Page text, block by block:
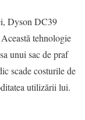
Dyson DC39
tehnologie
unui sac de praf
scade costurile de
utilizării lui.